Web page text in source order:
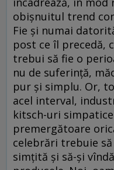
obişnuitul trend
Fie şi numai
post ce îl precedă,
trebui să fie o
nu de suferinţă,
pur şi simplu. Or,
acel interval,
kitsch-uri simpatice
premergătoare
celebrări trebuie să
simţită şi să-şi vîndă